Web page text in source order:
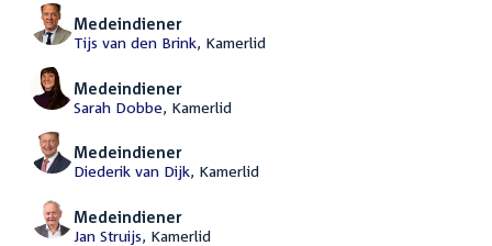
Medeindiener
Tijs van den Brink, Kamerlid
Medeindiener
Sarah Dobbe, Kamerlid
Medeindiener
Diederik van Dijk, Kamerlid
Medeindiener
Jan Struijs, Kamerlid